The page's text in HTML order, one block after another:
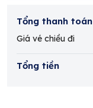
Tổng thanh toán
Giá vé chiều đi
Tổng tiền